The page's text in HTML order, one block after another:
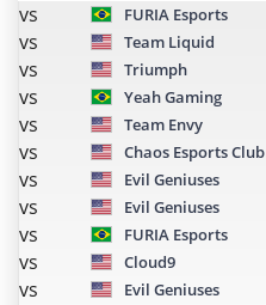
vs
FURIA Esports
vs
Team Liquid
vs
Triumph
vs
Yeah Gaming
vs
Team Envy
vs
Chaos Esports Club
vs
Evil Geniuses
vs
Evil Geniuses
vs
FURIA Esports
vs
Cloud9
vs
Evil Geniuses